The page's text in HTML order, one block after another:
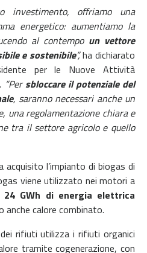
investimento, offriamo una
energetico: aumentiamo la
al contempo un vettore
e sostenibile”,ha dichiarato
per le Nuove Attività
“Persbloccare il potenziale del
, saranno necessari anche un
una regolamentazione chiara e
tra il settore agricolo e quello
acquisito l’impianto di biogas di
viene utilizzato nei motori a
24 GWh di energia elettrica
anche calore combinato.
rifiuti utilizza i rifiuti organici
tramite cogenerazione, con